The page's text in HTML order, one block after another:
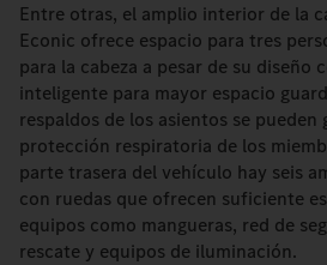
Entre otras, el amplio interior de la
Econic ofrece espacio para tres
para la cabeza a pesar de su diseño
inteligente para mayor espacio
respaldos de los asientos se
protección respiratoria de los
parte trasera del vehículo hay seis
con ruedas que ofrecen suficiente
equipos como mangueras, red de
rescate y equipos de iluminación.